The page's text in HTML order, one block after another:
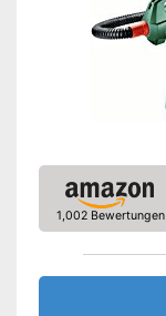
1,002 Bewertungen